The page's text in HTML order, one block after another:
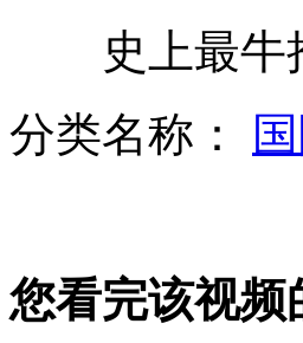
青岛公厕提供免费卫生纸遭
黑猩猩"越狱"出逃 对峙特警4
史上最牛抢
分类名称：
您看完该视频